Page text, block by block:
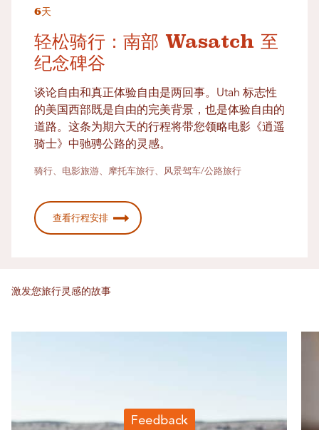
6天
轻松骑行：南部 Wasatch 至
纪念碑谷
谈论自由和真正体验自由是两回事。Utah 标志性
的美国西部既是自由的完美背景，也是体验自由的
道路。这条为期六天的行程将带您领略电影《逍遥
骑士》中驰骋公路的灵感。
骑行、电影旅游、摩托车旅行、风景驾车/公路旅行
查看行程安排
激发您旅行灵感的故事